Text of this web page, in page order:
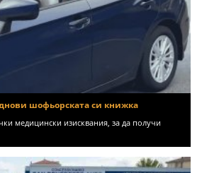
шофьорската си книжка
медицински изисквания, за да получи